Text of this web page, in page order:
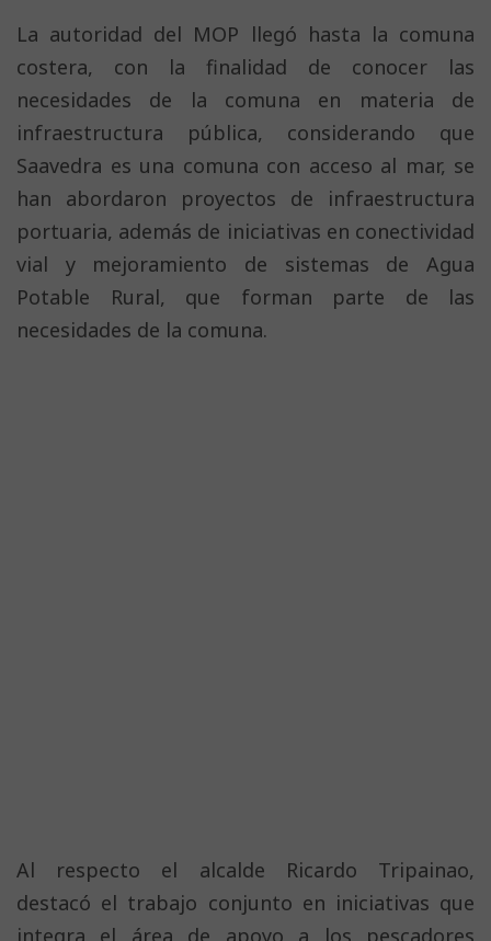
La autoridad del MOP llegó hasta la comuna
costera, con la finalidad de conocer las
necesidades de la comuna en materia de
infraestructura pública, considerando que
Saavedra es una comuna con acceso al mar, se
han abordaron proyectos de infraestructura
portuaria, además de iniciativas en conectividad
vial y mejoramiento de sistemas de Agua
Potable Rural, que forman parte de las
necesidades de la comuna.
Al respecto el alcalde Ricardo Tripainao,
destacó el trabajo conjunto en iniciativas que
integra el área de apoyo a los pescadores